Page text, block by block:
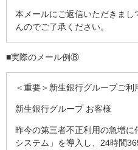
本メールにご返信いただきま
んのでご了承ください。
■実際のメール例⑧
＜重要＞新生銀行グループご利
新生銀行グループ お客様
昨今の第三者不正利用の急増
システム」を導入し、24時間